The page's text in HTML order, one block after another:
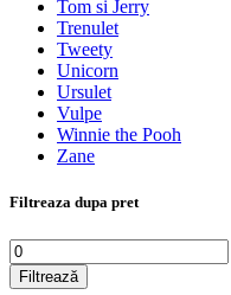
Tom si Jerry
Trenulet
Tweety
Unicorn
Ursulet
Vulpe
Winnie the Pooh
Zane
Filtreaza dupa pret
Preț
minim
Filtrează